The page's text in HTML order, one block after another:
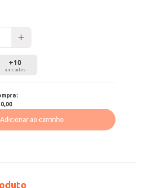
+10
unidades
0,00
Adicionar ao carrinho